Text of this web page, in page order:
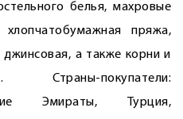
белья, махровые
пряжа,
а также корни и
Страны-покупатели:
Эмираты, Турция,